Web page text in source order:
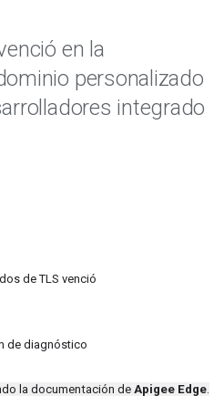
en la
personalizado
integrado
de TLS venció
de diagnóstico
la documentación deApigee Edge.